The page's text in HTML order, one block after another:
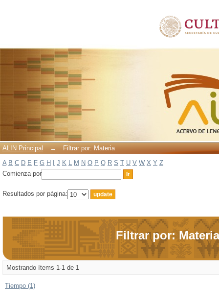
ALIN Principal →
Filtrar por: Materia
A B C D E F G H J K L M N O P Q R S T U V W X Y Z
Comienza por
Resultados por página:
Filtrar por: Materia
Mostrando ítems 1-1 de 1
Tiempo (1)